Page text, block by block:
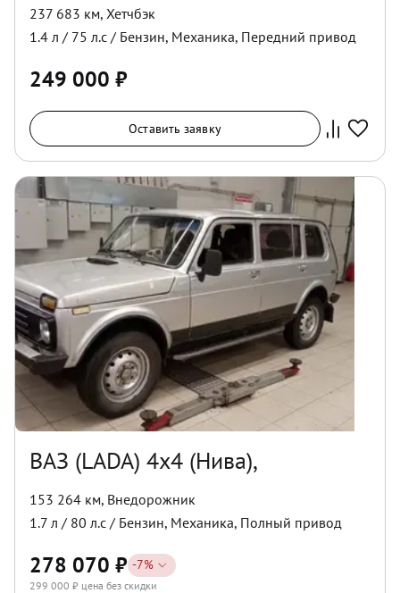
237 683 км, Хетчбэк
1.4 л / 75 л.с / Бензин, Механика, Передний привод
249 000 ₽
Оставить заявку
ВАЗ (LADA) 4x4 (Нива),
153 264 км, Внедорожник
1.7 л / 80 л.с / Бензин, Механика, Полный привод
278 070 ₽ -7%
299 000 ₽ цена без скидки